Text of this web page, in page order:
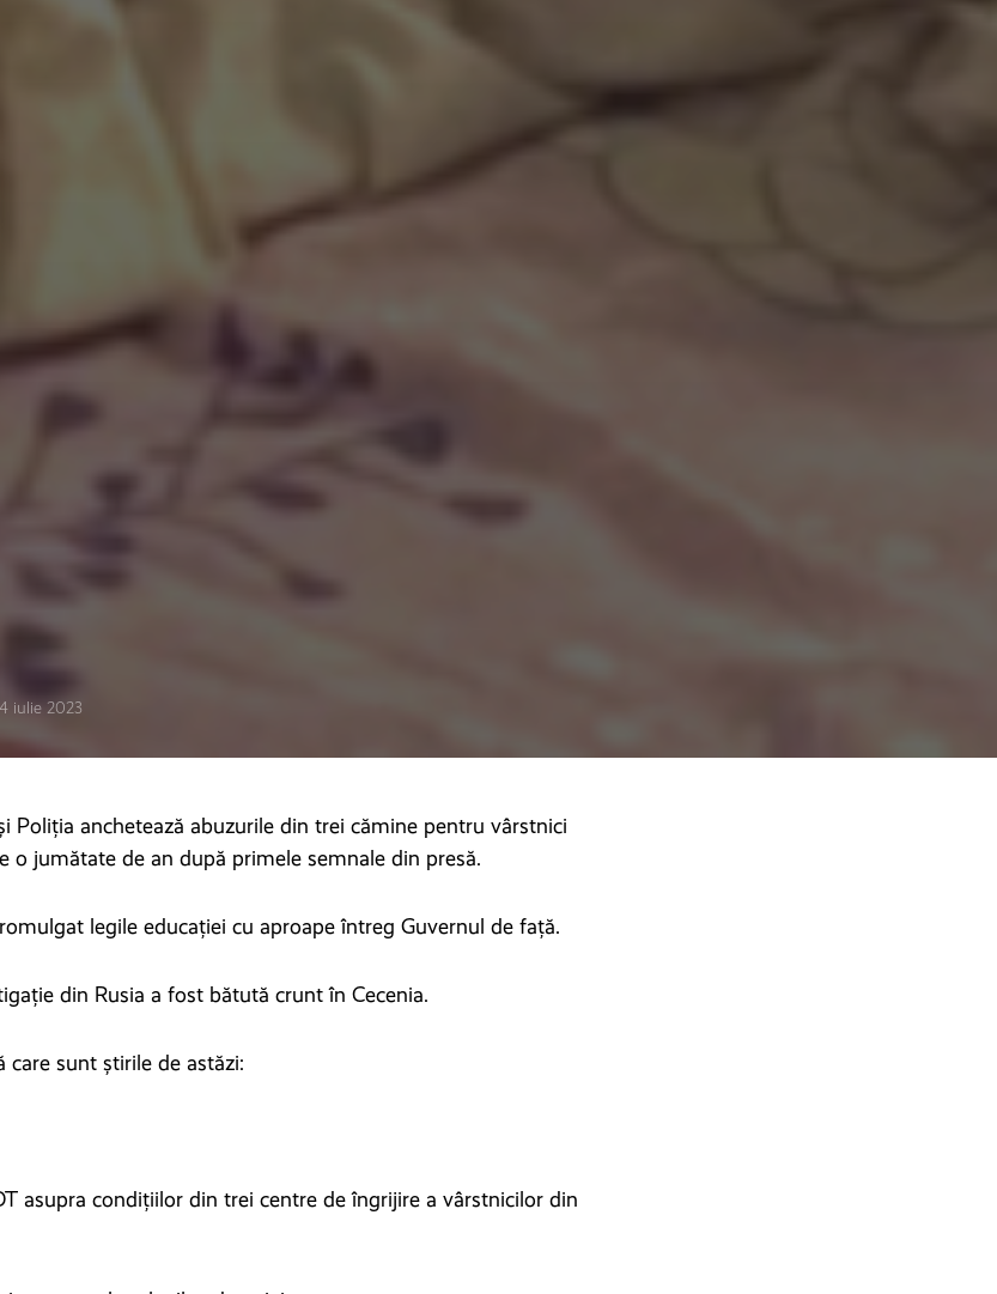
4 iulie 2023
Poliția anchetează abuzurile din trei cămine pentru vârstnici
o jumătate de an după primele semnale din presă.
legile educației cu aproape întreg Guvernul de față.
din Rusia a fost bătută crunt în Cecenia.
care sunt știrile de astăzi:
asupra condițiilor din trei centre de îngrijire a vârstnicilor din